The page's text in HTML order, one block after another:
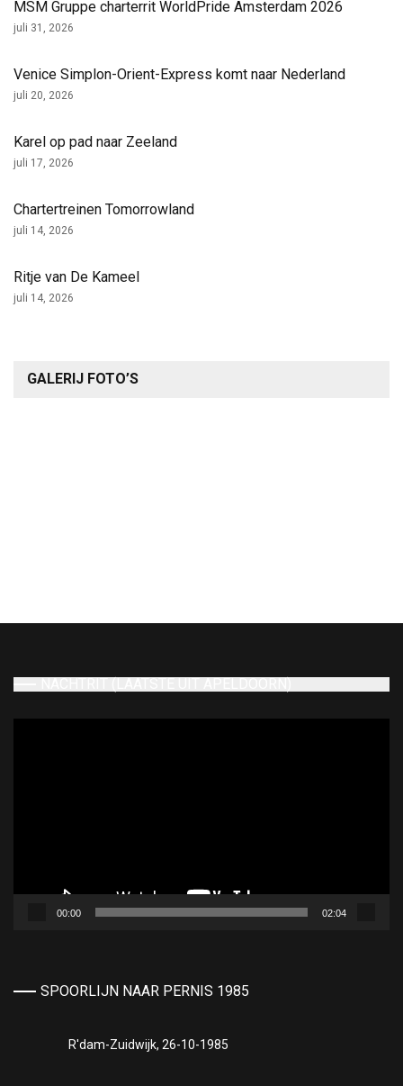
MSM Gruppe charterrit WorldPride Amsterdam 2026
juli 31, 2026
Venice Simplon-Orient-Express komt naar Nederland
juli 20, 2026
Karel op pad naar Zeeland
juli 17, 2026
Chartertreinen Tomorrowland
juli 14, 2026
Ritje van De Kameel
juli 14, 2026
GALERIJ FOTO’S
00:00 02:04
SPOORLIJN NAAR PERNIS 1985
R'dam-Zuidwijk, 26-10-1985